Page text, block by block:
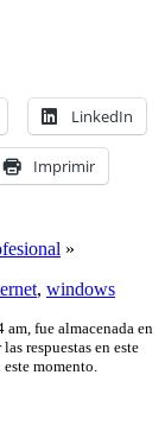
LinkedIn
Imprimir
»
, windows
fue almacenada en
las respuestas en este
momento.